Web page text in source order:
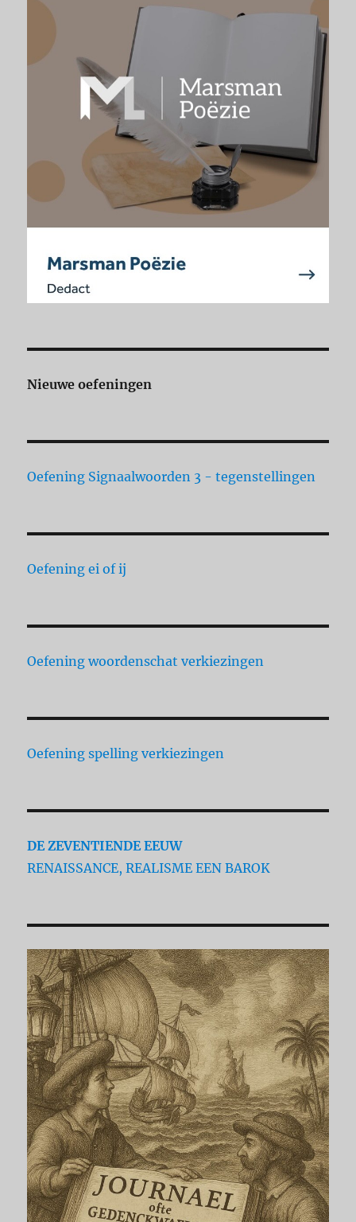
Nieuwe oefeningen
Oefening Signaalwoorden 3 - tegenstellingen
Oefening ei of ij
Oefening woordenschat verkiezingen
Oefening spelling verkiezingen
DE ZEVENTIENDE EEUW
RENAISSANCE, REALISME EEN BAROK